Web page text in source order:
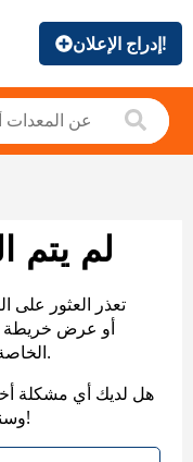
إدراج الإعلان!
لم يتم
تعذر العثور على
الخاصة بنا لمساعدتك في العثور على ما تريد.
هل لديك أي مشكلة
وسنعاود التواصل معك. شكرًا على صبرك!